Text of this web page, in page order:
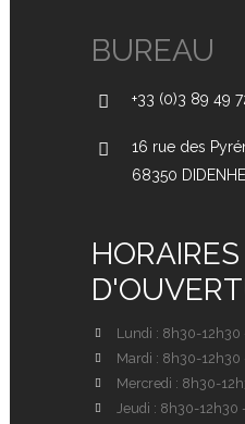
BUREAU
+33 (0)3 89 49
16 rue des
68350
HORAIRES
Lundi : 8h30-
Mardi : 8h30-
Mercredi : 8h30-
Jeudi : 8h30-12h30